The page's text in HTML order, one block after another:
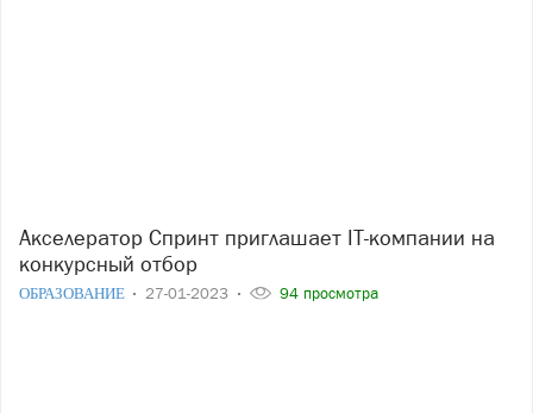
Акселератор Спринт приглашает IT-компании на
конкурсный отбор
ОБРАЗОВАНИЕ 27-01-2023 94 просмотра